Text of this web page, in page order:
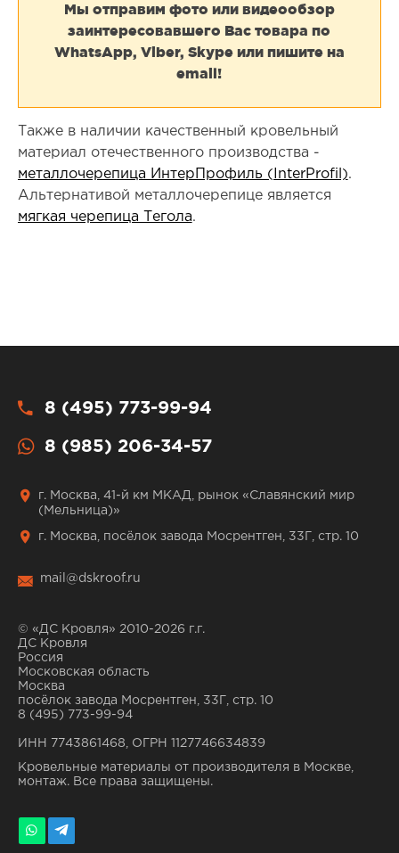
Мы отправим фото или видеообзор
заинтересовавшего Вас товара по
WhatsApp, Viber, Skype или пишите на
email!
Также в наличии качественный кровельный
материал отечественного производства -
металлочерепица ИнтерПрофиль (InterProfil).
Альтернативой металлочерепице является
мягкая черепица Тегола.
8 (495) 773-99-94
8 (985) 206-34-57
г. Москва, 41-й км МКАД, рынок «Славянский мир
(Мельница)»
г. Москва, посёлок завода Мосрентген, 33Г, стр. 10
mail@dskroof.ru
© «ДС Кровля» 2010-2026 г.г.
ДС Кровля
Россия
Московская область
Москва
посёлок завода Мосрентген, 33Г, стр. 10
8 (495) 773-99-94
ИНН 7743861468, ОГРН 1127746634839
Кровельные материалы от производителя в Москве,
монтаж. Все права защищены.